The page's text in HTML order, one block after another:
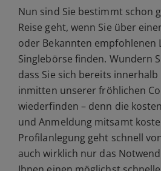
Nun sind Sie bestimmt schon
Reise geht, wenn Sie über
oder Bekannten empfohlenen
Singlebörse finden. Wundern
dass Sie sich bereits
inmitten unserer fröhlichen
wiederfinden – denn die
und Anmeldung mitsamt
Profilanlegung geht schnell
auch wirklich nur das